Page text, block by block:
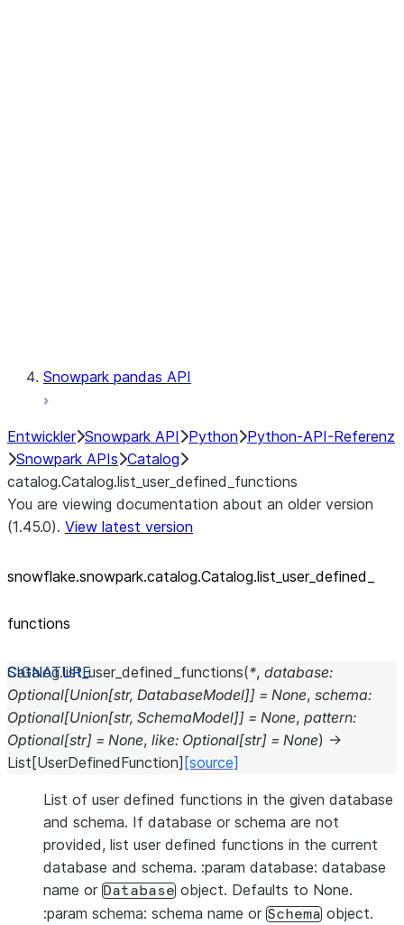
Snowpark pandas API
Entwickler Snowpark API Python Python-API-Referenz
Snowpark APIs Catalog
catalog.Catalog.list_user_defined_functions
You are viewing documentation about an older version
(1.45.0). View latest version
snowflake.snowpark.catalog.Catalog.list_ user_ defined_
functions
Catalog.list_user_defined_functions(*, database:
Optional[Union[str, DatabaseModel]] = None, schema:
Optional[Union[str, SchemaModel]] = None, pattern:
Optional[str] = None, like: Optional[str] = None) →
List [UserDefinedFunction] [source]
List of user defined functions in the given database
and schema. If database or schema are not
provided, list user defined functions in the current
database and schema. :param database: database
name or Database object. Defaults to None.
:param schema: schema name or Schema object.